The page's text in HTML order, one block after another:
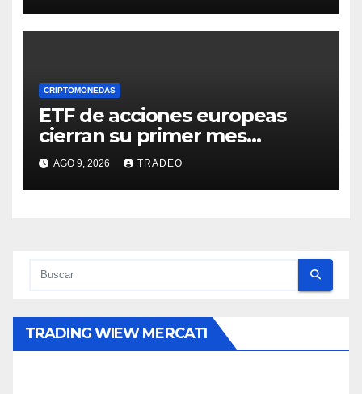
CRIPTOMONEDAS
ETF de acciones europeas
cierran su primer mes
positivo desde el inicio de la
guerra en Irán
AGO 9, 2026 TRADEO
TRADING WIEW MERCATI